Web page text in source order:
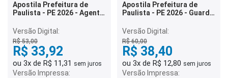
Apostila Prefeitura de
Paulista - PE 2026 - Agente
Versão Digital:
R$ 53,00
R$ 33,92
ou 3x de R$ 11,31 sem juros
Versão Impressa:
Apostila Prefeitura de
Paulista - PE 2026 - Guarda
Versão Digital:
R$ 60,00
R$ 38,40
ou 3x de R$ 12,80 sem juros
Versão Impressa: